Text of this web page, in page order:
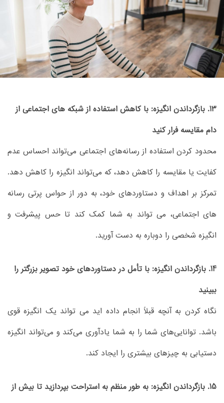
13. بازگرداندن انگیزه: با کاهش استفاده از شبکه های اجتماعی از
دام مقایسه فرار کنید
محدود کردن استفاده از رسانه‌های اجتماعی می‌تواند احساس عدم
کفایت یا مقایسه را کاهش دهد، که می‌تواند انگیزه را کاهش دهد.
تمرکز بر اهداف و دستاوردهای خود، به دور از حواس پرتی رسانه
های اجتماعی، می تواند به شما کمک کند تا حس پیشرفت و
انگیزه شخصی را دوباره به دست آورید.
14. بازگرداندن انگیزه: با تأمل در دستاوردهای خود تصویر بزرگتر را
ببینید
نگاه کردن به آنچه قبلاً انجام داده اید می تواند یک انگیزه قوی
باشد. توانایی‌های شما را به شما یادآوری می‌کند و می‌تواند انگیزه
دستیابی به چیزهای بیشتری را ایجاد کند.
15. بازگرداندن انگیزه: به طور منظم به استراحت بپردازید تا بیش از